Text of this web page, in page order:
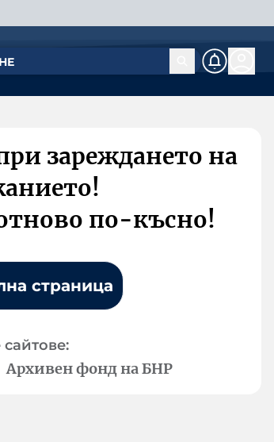
зареждането на
по-късно!
страница
Архивен фонд на БНР